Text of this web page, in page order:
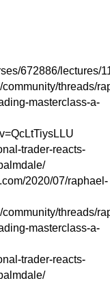
672886/lectures/
threads/
masterclass-a-
trader-reacts-
2020/07/raphael-
threads/
masterclass-a-
trader-reacts-